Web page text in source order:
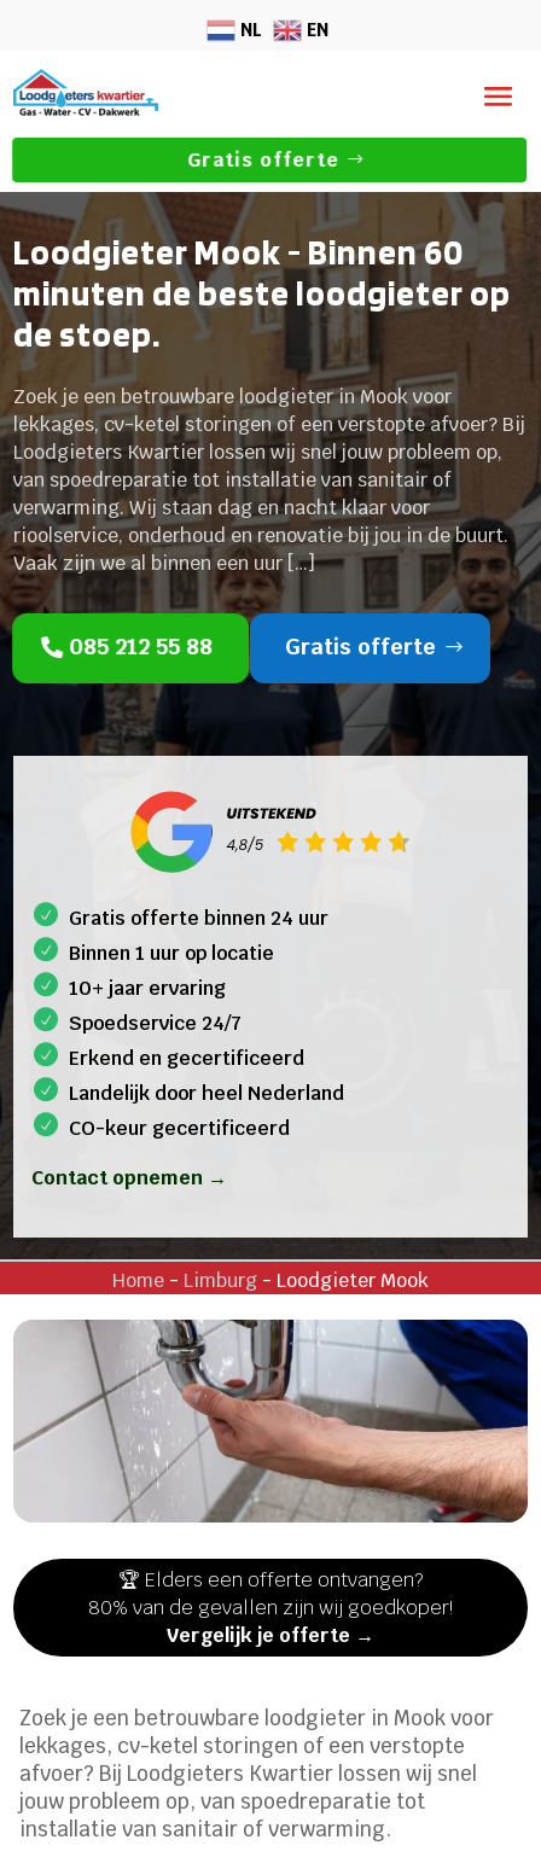
NL EN
Gratis offerte
Loodgieter Mook - Binnen 60
minuten de beste loodgieter op
de stoep.
Zoek je een betrouwbare loodgieter in Mook voor
lekkages, cv-ketel storingen of een verstopte afvoer? Bij
Loodgieters Kwartier lossen wij snel jouw probleem op,
van spoedreparatie tot installatie van sanitair of
verwarming. Wij staan dag en nacht klaar voor
rioolservice, onderhoud en renovatie bij jou in de buurt.
Vaak zijn we al binnen een uur […]
085 212 55 88 Gratis offerte
Gratis offerte binnen 24 uur
Binnen 1 uur op locatie
10+ jaar ervaring
Spoedservice 24/7
Erkend en gecertificeerd
Landelijk door heel Nederland
CO-keur gecertificeerd
Contact opnemen →
Home- Limburg- Loodgieter Mook
🏆 Elders een offerte ontvangen?
80% van de gevallen zijn wij goedkoper!
Vergelijk je offerte →
Zoek je een betrouwbare loodgieter in Mook voor
lekkages, cv-ketel storingen of een verstopte
afvoer? Bij Loodgieters Kwartier lossen wij snel
jouw probleem op, van spoedreparatie tot
installatie van sanitair of verwarming.